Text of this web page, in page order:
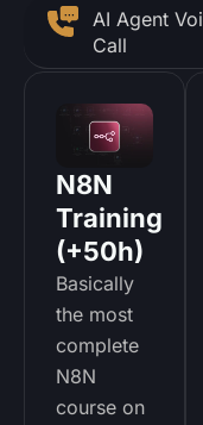
AI Agent
Call
N8N
Training
(+50h)
Basically
the most
complete
N8N
course on